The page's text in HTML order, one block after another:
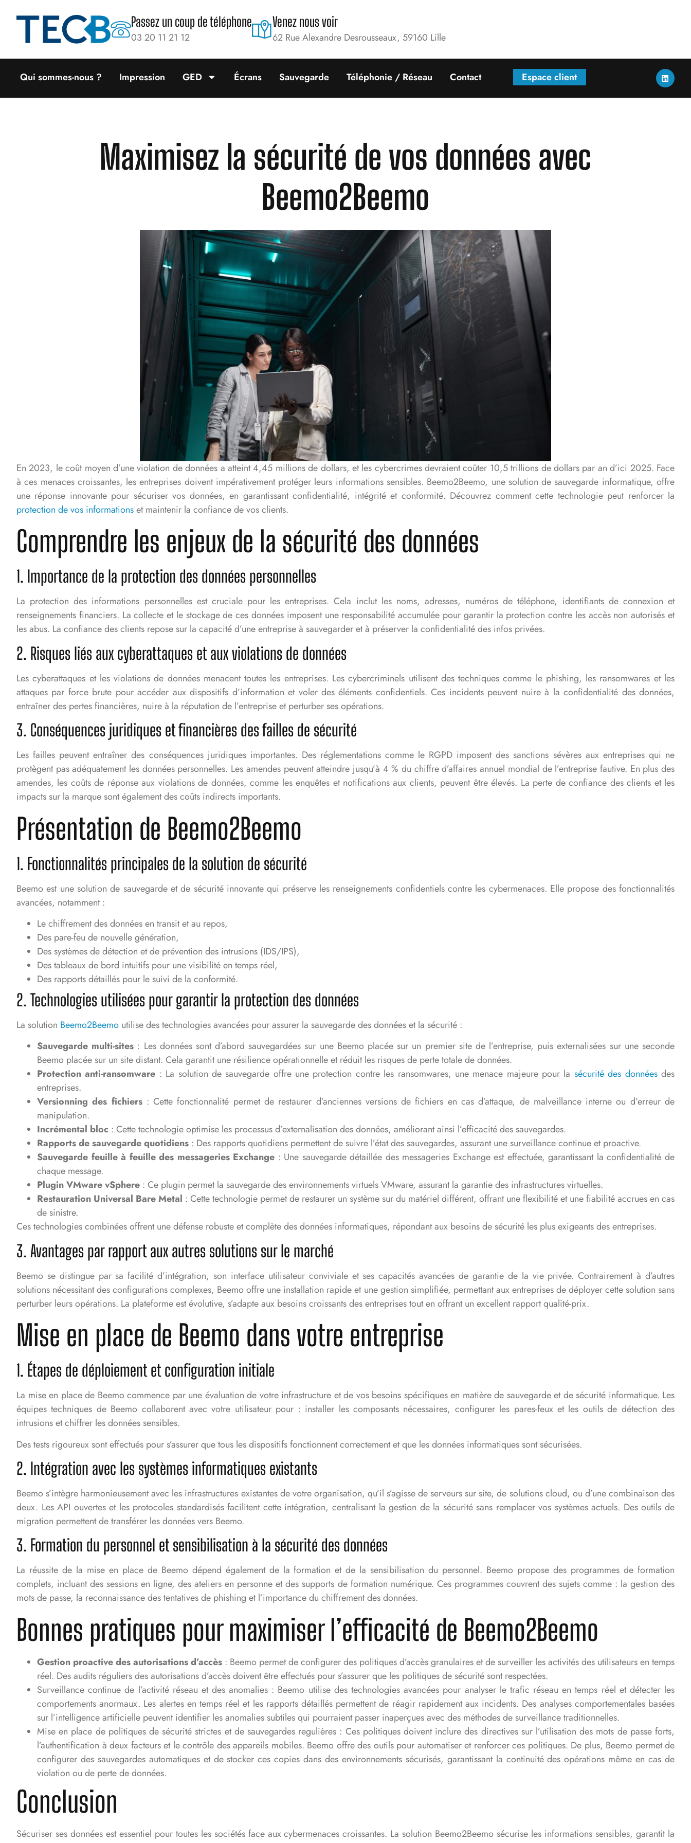
Passez un coup de téléphone
03 20 11 21 12
Venez nous voir
62 Rue Alexandre Desrousseaux, 59160 Lille
Qui sommes-nous ? Impression GED Écrans Sauvegarde Téléphonie / Réseau Contact Espace client
Maximisez la sécurité de vos données avec
Beemo2Beemo
En 2023, le coût moyen d’une violation de données a atteint 4,45 millions de dollars, et les cybercrimes devraient coûter 10,5 trillions de dollars par an d’ici 2025. Face
à ces menaces croissantes, les entreprises doivent impérativement protéger leurs informations sensibles. Beemo2Beemo, une solution de sauvegarde informatique, offre
une réponse innovante pour sécuriser vos données, en garantissant confidentialité, intégrité et conformité. Découvrez comment cette technologie peut renforcer la
protection de vos informationset maintenir la confiance de vos clients.
Comprendre les enjeux de la sécurité des données
1. Importance de la protection des données personnelles
La protection des informations personnelles est cruciale pour les entreprises. Cela inclut les noms, adresses, numéros de téléphone, identifiants de connexion et
renseignements financiers. La collecte et le stockage de ces données imposent une responsabilité accumulée pour garantir la protection contre les accès non autorisés et
les abus. La confiance des clients repose sur la capacité d’une entreprise à sauvegarder et à préserver la confidentialité des infos privées.
2. Risques liés aux cyberattaques et aux violations de données
Les cyberattaques et les violations de données menacent toutes les entreprises. Les cybercriminels utilisent des techniques comme le phishing, les ransomwares et les
attaques par force brute pour accéder aux dispositifs d’information et voler des éléments confidentiels. Ces incidents peuvent nuire à la confidentialité des données,
entraîner des pertes financières, nuire à la réputation de l’entreprise et perturber ses opérations.
3. Conséquences juridiques et financières des failles de sécurité
Les failles peuvent entraîner des conséquences juridiques importantes. Des réglementations comme le RGPD imposent des sanctions sévères aux entreprises qui ne
protègent pas adéquatement les données personnelles. Les amendes peuvent atteindre jusqu’à 4 % du chiffre d’affaires annuel mondial de l’entreprise fautive. En plus des
amendes, les coûts de réponse aux violations de données, comme les enquêtes et notifications aux clients, peuvent être élevés. La perte de confiance des clients et les
impacts sur la marque sont également des coûts indirects importants.
Présentation de Beemo2Beemo
1. Fonctionnalités principales de la solution de sécurité
Beemo est une solution de sauvegarde et de sécurité innovante qui préserve les renseignements confidentiels contre les cybermenaces. Elle propose des fonctionnalités
avancées, notamment :
Le chiffrement des données en transit et au repos,
Des pare-feu de nouvelle génération,
Des systèmes de détection et de prévention des intrusions (IDS/IPS),
Des tableaux de bord intuitifs pour une visibilité en temps réel,
Des rapports détaillés pour le suivi de la conformité.
2. Technologies utilisées pour garantir la protection des données
La solution Beemo2Beemo utilise des technologies avancées pour assurer la sauvegarde des données et la sécurité :
Sauvegarde multi-sites : Les données sont d’abord sauvegardées sur une Beemo placée sur un premier site de l’entreprise, puis externalisées sur une seconde
Beemo placée sur un site distant. Cela garantit une résilience opérationnelle et réduit les risques de perte totale de données.
Protection anti-ransomware : La solution de sauvegarde offre une protection contre les ransomwares, une menace majeure pour la sécurité des donnéesdes
entreprises.
Versionning des fichiers: Cette fonctionnalité permet de restaurer d’anciennes versions de fichiers en cas d’attaque, de malveillance interne ou d’erreur de
manipulation.
Incrémental bloc : Cette technologie optimise les processus d’externalisation des données, améliorant ainsi l’efficacité des sauvegardes.
Rapports de sauvegarde quotidiens : Des rapports quotidiens permettent de suivre l’état des sauvegardes, assurant une surveillance continue et proactive.
Sauvegarde feuille à feuille des messageries Exchange : Une sauvegarde détaillée des messageries Exchange est effectuée, garantissant la confidentialité de
chaque message.
Plugin VMware vSphere : Ce plugin permet la sauvegarde des environnements virtuels VMware, assurant la garantie des infrastructures virtuelles.
Restauration Universal Bare Metal : Cette technologie permet de restaurer un système sur du matériel différent, offrant une flexibilité et une fiabilité accrues en cas
de sinistre.
Ces technologies combinées offrent une défense robuste et complète des données informatiques, répondant aux besoins de sécurité les plus exigeants des entreprises.
3. Avantages par rapport aux autres solutions sur le marché
Beemo se distingue par sa facilité d’intégration, son interface utilisateur conviviale et ses capacités avancées de garantie de la vie privée. Contrairement à d’autres
solutions nécessitant des configurations complexes, Beemo offre une installation rapide et une gestion simplifiée, permettant aux entreprises de déployer cette solution sans
perturber leurs opérations. La plateforme est évolutive, s’adapte aux besoins croissants des entreprises tout en offrant un excellent rapport qualité-prix.
Mise en place de Beemo dans votre entreprise
1. Étapes de déploiement et configuration initiale
La mise en place de Beemo commence par une évaluation de votre infrastructure et de vos besoins spécifiques en matière de sauvegarde et de sécurité informatique. Les
équipes techniques de Beemo collaborent avec votre utilisateur pour : installer les composants nécessaires, configurer les pares-feux et les outils de détection des
intrusions et chiffrer les données sensibles.
Des tests rigoureux sont effectués pour s’assurer que tous les dispositifs fonctionnent correctement et que les données informatiques sont sécurisées.
2. Intégration avec les systèmes informatiques existants
Beemo s’intègre harmonieusement avec les infrastructures existantes de votre organisation, qu’il s’agisse de serveurs sur site, de solutions cloud, ou d’une combinaison des
deux. Les API ouvertes et les protocoles standardisés facilitent cette intégration, centralisant la gestion de la sécurité sans remplacer vos systèmes actuels. Des outils de
migration permettent de transférer les données vers Beemo.
3. Formation du personnel et sensibilisation à la sécurité des données
La réussite de la mise en place de Beemo dépend également de la formation et de la sensibilisation du personnel. Beemo propose des programmes de formation
complets, incluant des sessions en ligne, des ateliers en personne et des supports de formation numérique. Ces programmes couvrent des sujets comme : la gestion des
mots de passe, la reconnaissance des tentatives de phishing et l’importance du chiffrement des données.
Bonnes pratiques pour maximiser l’efficacité de Beemo2Beemo
Gestion proactive des autorisations d’accès : Beemo permet de configurer des politiques d’accès granulaires et de surveiller les activités des utilisateurs en temps
réel. Des audits réguliers des autorisations d’accès doivent être effectués pour s’assurer que les politiques de sécurité sont respectées.
Surveillance continue de l’activité réseau et des anomalies : Beemo utilise des technologies avancées pour analyser le trafic réseau en temps réel et détecter les
comportements anormaux. Les alertes en temps réel et les rapports détaillés permettent de réagir rapidement aux incidents. Des analyses comportementales basées
sur l’intelligence artificielle peuvent identifier les anomalies subtiles qui pourraient passer inaperçues avec des méthodes de surveillance traditionnelles.
Mise en place de politiques de sécurité strictes et de sauvegardes regulières : Ces politiques doivent inclure des directives sur l’utilisation des mots de passe forts,
l’authentification à deux facteurs et le contrôle des appareils mobiles. Beemo offre des outils pour automatiser et renforcer ces politiques. De plus, Beemo permet de
configurer des sauvegardes automatiques et de stocker ces copies dans des environnements sécurisés, garantissant la continuité des opérations même en cas de
violation ou de perte de données.
Conclusion
Sécuriser ses données est essentiel pour toutes les sociétés face aux cybermenaces croissantes. La solution Beemo2Beemo sécurise les informations sensibles, garantit la